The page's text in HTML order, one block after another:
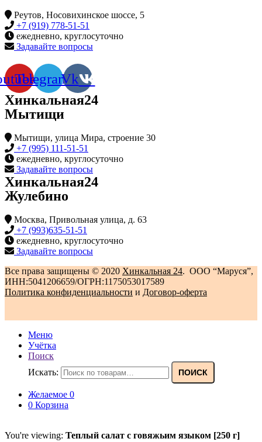
Реутов, Носовихинское шоссе, 5
+7 (919) 778-51-51
ежедневно, круглосуточно
Задавайте вопросы
TelegramVk
Хинкальная24
Мытищи
Мытищи, улица Мира, строение 30
+7 (995) 111-51-51
ежедневно, круглосуточно
Задавайте вопросы
Хинкальная24
Жулебино
Москва, Привольная улица, д. 63
+7 (993)635-51-51
ежедневно, круглосуточно
Задавайте вопросы
Все права защищены © 2020 Хинкальная 24. ООО “Маруся”,
ИНН:5041206659/ОГРН:1175053017589
Политика конфиденциальности‍ и Договор-оферта
Меню
Учётка
Поиск
Искать:
ПОИСК
Желаемое 0
0 Корзина
You're viewing: Теплый салат с говяжьим языком [250 г]